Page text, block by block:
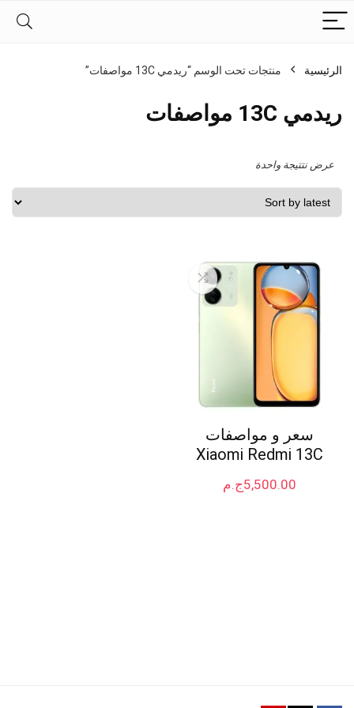
الرئيسية منتجات تحت الوسم “ريدمي 13C مواصفات”
ريدمي 13C مواصفات
عرض نتتيجة واحدة
سعر و مواصفات
Xiaomi Redmi 13C
ج.م5,500.00